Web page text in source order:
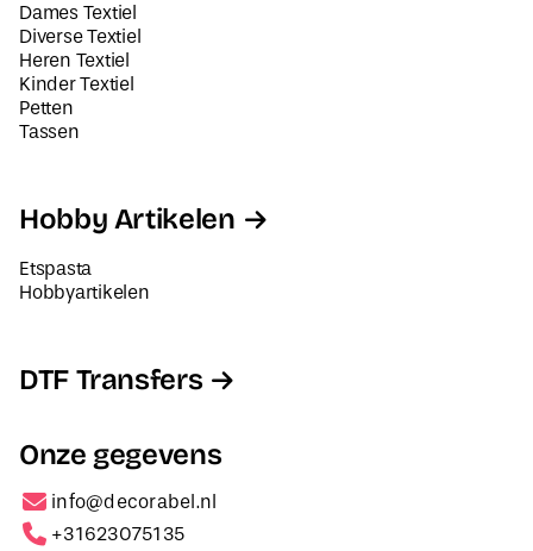
Dames Textiel
Diverse Textiel
Heren Textiel
Kinder Textiel
Petten
Tassen
Hobby Artikelen
Etspasta
Hobbyartikelen
DTF Transfers
Onze gegevens
info@decorabel.nl
+31623075135